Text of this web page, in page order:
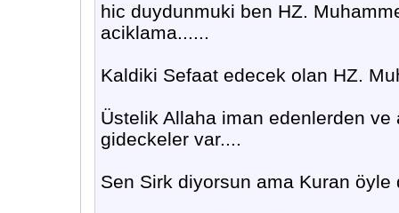
hic duydunmuki ben HZ.
aciklama......
Kaldiki Sefaat edecek olan HZ.
Üstelik Allaha iman edenlerden
gideckeler var....
Sen Sirk diyorsun ama Kuran öyle